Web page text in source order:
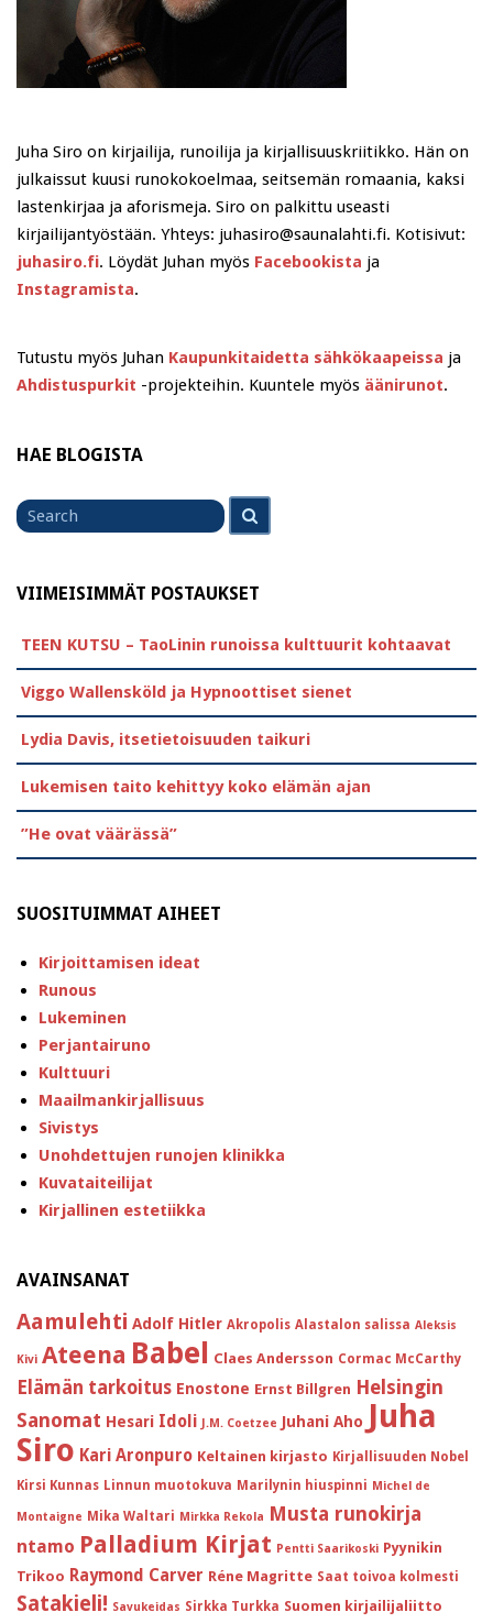
Juha Siro on kirjailija, runoilija ja kirjallisuuskriitikko. Hän on
julkaissut kuusi runokokoelmaa, seitsemän romaania, kaksi
lastenkirjaa ja aforismeja. Siro on palkittu useasti
kirjailijantyöstään. Yhteys: juhasiro@saunalahti.fi. Kotisivut:
juhasiro.fi. Löydät Juhan myös Facebookista ja
Instagramista.
Tutustu myös Juhan Kaupunkitaidetta sähkökaapeissa ja
Ahdistuspurkit -projekteihin. Kuuntele myös äänirunot.
HAE BLOGISTA
Search
for
VIIMEISIMMÄT POSTAUKSET
TEEN KUTSU – TaoLinin runoissa kulttuurit kohtaavat
Viggo Wallensköld ja Hypnoottiset sienet
Lydia Davis, itsetietoisuuden taikuri
Lukemisen taito kehittyy koko elämän ajan
”He ovat väärässä”
SUOSITUIMMAT AIHEET
Kirjoittamisen ideat
Runous
Lukeminen
Perjantairuno
Kulttuuri
Maailmankirjallisuus
Sivistys
Unohdettujen runojen klinikka
Kuvataiteilijat
Kirjallinen estetiikka
AVAINSANAT
Aamulehti Adolf Hitler Akropolis Alastalon salissa Aleksis
Kivi Ateena Babel Claes Andersson Cormac McCarthy
Elämän tarkoitus Enostone Ernst Billgren Helsingin
Sanomat Hesari Idoli J.M. Coetzee Juhani Aho Juha
Siro Kari Aronpuro Keltainen kirjasto Kirjallisuuden Nobel
Kirsi Kunnas Linnun muotokuva Marilynin hiuspinni Michel de
Montaigne Mika Waltari Mirkka Rekola Musta runokirja
ntamo Palladium Kirjat Pentti Saarikoski Pyynikin
Trikoo Raymond Carver Réne Magritte Saat toivoa kolmesti
Satakieli! Savukeidas Sirkka Turkka Suomen kirjailijaliitto